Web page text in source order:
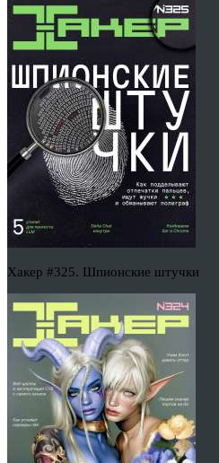
Хакер #325. Шпионские штучки